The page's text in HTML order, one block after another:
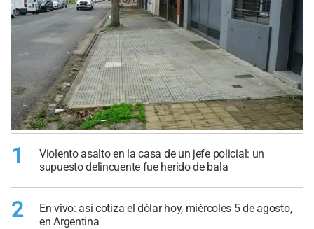
1
Violento asalto en la casa de un jefe policial: un
supuesto delincuente fue herido de bala
2
En vivo: así cotiza el dólar hoy, miércoles 5 de agosto,
en Argentina